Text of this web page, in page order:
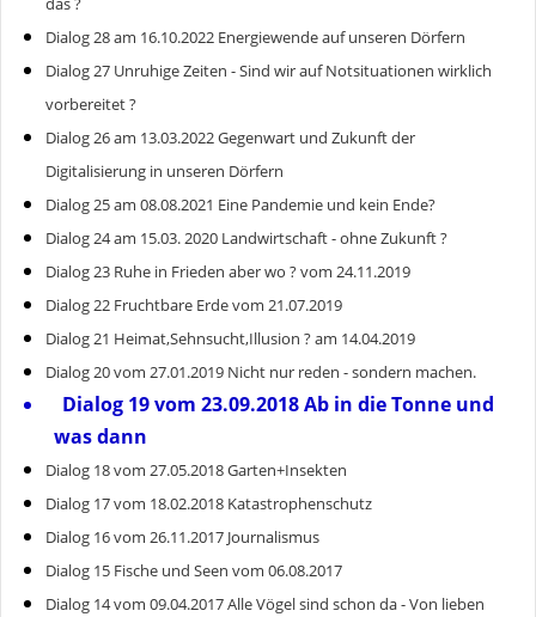
Dialog 28 am 16.10.2022 Energiewende auf unseren Dörfern
Dialog 27 Unruhige Zeiten - Sind wir auf Notsituationen wirklich
vorbereitet ?
Dialog 26 am 13.03.2022 Gegenwart und Zukunft der
Digitalisierung in unseren Dörfern
Dialog 25 am 08.08.2021 Eine Pandemie und kein Ende?
Dialog 24 am 15.03. 2020 Landwirtschaft - ohne Zukunft ?
Dialog 23 Ruhe in Frieden aber wo ? vom 24.11.2019
Dialog 22 Fruchtbare Erde vom 21.07.2019
Dialog 21 Heimat,Sehnsucht,Illusion ? am 14.04.2019
Dialog 20 vom 27.01.2019 Nicht nur reden - sondern machen.
Dialog 19 vom 23.09.2018 Ab in die Tonne und
was dann
Dialog 18 vom 27.05.2018 Garten+Insekten
Dialog 17 vom 18.02.2018 Katastrophenschutz
Dialog 16 vom 26.11.2017 Journalismus
Dialog 15 Fische und Seen vom 06.08.2017
Dialog 14 vom 09.04.2017 Alle Vögel sind schon da - Von lieben